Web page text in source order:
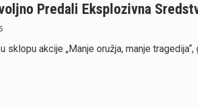
Predali Eksplozivna
sklopu akcije „Manje oružja, manje